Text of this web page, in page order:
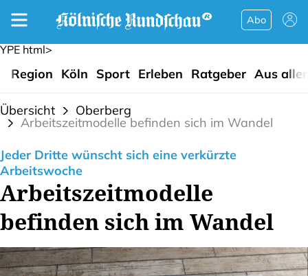
YPE html>
Region Köln Sport Erleben Ratgeber Aus
Abo
Übersicht Oberberg
Arbeitszeitmodelle befinden sich im Wandel
Jeder Dritte wünscht sich eine verkürzte
Arbeitswoche
Arbeitszeitmodelle
befinden sich im Wandel